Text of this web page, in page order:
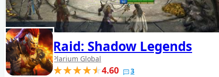
Raid: Shadow Legends
Plarium Global
4.60 3